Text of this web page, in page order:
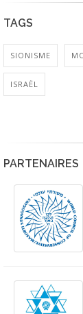
TAGS
SIONISME
ISRAËL
PARTENAIRES